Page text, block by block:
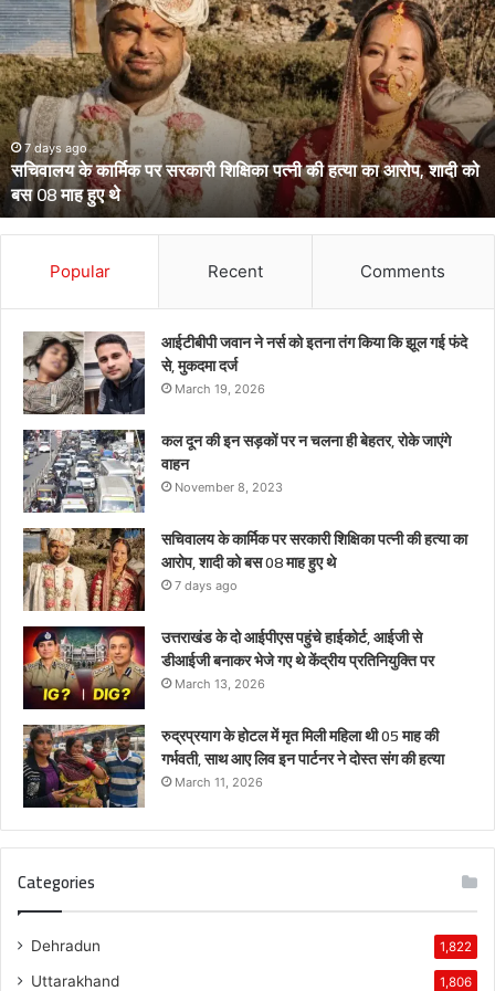
के
दो
आईपीएस
पहुंचे
हाईकोर्ट,
आईजी
से
डीआईजी
बनाकर
भेजे
गए
प्रतिनियुक्ति
March 13, 2026
उत्तराखंड के दो आईपीएस पहुंचे हाईकोर्ट, आईजी से डीआईजी बनाकर भेजे गए
थे केंद्रीय प्रतिनियुक्ति पर
Popular Recent Comments
आईटीबीपी जवान ने नर्स को इतना तंग किया कि झूल गई फंदे
से, मुकदमा दर्ज
March 19, 2026
कल दून की इन सड़कों पर न चलना ही बेहतर, रोके जाएंगे
वाहन
November 8, 2023
सचिवालय के कार्मिक पर सरकारी शिक्षिका पत्नी की हत्या का
आरोप, शादी को बस 08 माह हुए थे
7 days ago
उत्तराखंड के दो आईपीएस पहुंचे हाईकोर्ट, आईजी से
डीआईजी बनाकर भेजे गए थे केंद्रीय प्रतिनियुक्ति पर
March 13, 2026
रुद्रप्रयाग के होटल में मृत मिली महिला थी 05 माह की
गर्भवती, साथ आए लिव इन पार्टनर ने दोस्त संग की हत्या
March 11, 2026
Categories
Dehradun 1,822
Uttarakhand 1,806